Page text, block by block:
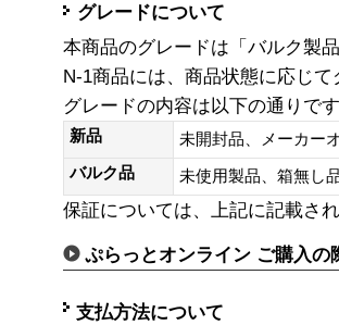
グレードについて
本商品のグレードは「バルク製
N-1商品には、商品状態に応じ
グレードの内容は以下の通りで
新品
未開封品、メーカー
バルク品
未使用製品、箱無
保証については、上記に記載さ
ぷらっとオンライン ご購入の
支払方法について